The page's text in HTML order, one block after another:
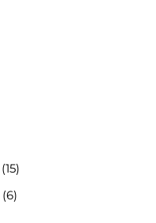
(15)
(6)